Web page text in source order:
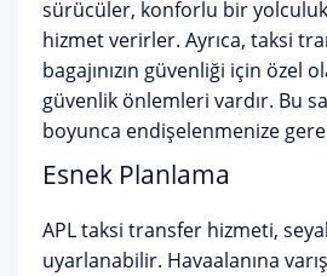
sürücüler, konforlu bir
hizmet verirler. Ayrıca, taksi
bagajınızın güvenliği için özel
güvenlik önlemleri vardır. Bu
boyunca endişelenmenize
Esnek Planlama
APL taksi transfer hizmeti,
uyarlanabilir. Havaalanına